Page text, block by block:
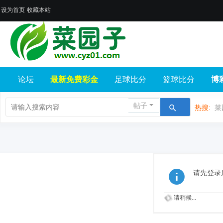
设为首页 收藏本站
论坛 最新免费彩金 足球比分 篮球比分 博
帖子 热搜:
请先登录
请稍候...